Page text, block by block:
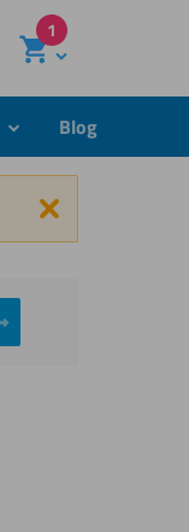
1
submenuBlog
Schließen